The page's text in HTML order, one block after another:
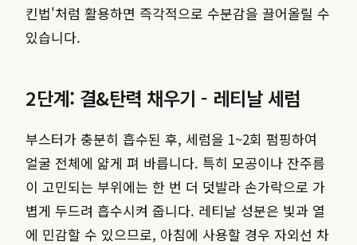
킨법'처럼 활용하면 즉각적으로 수분감을 끌어올릴 수
있습니다.
2단계: 결&탄력 채우기 - 레티날 세럼
부스터가 충분히 흡수된 후, 세럼을 1~2회 펌핑하여
얼굴 전체에 얇게 펴 바릅니다. 특히 모공이나 잔주름
이 고민되는 부위에는 한 번 더 덧발라 손가락으로 가
볍게 두드려 흡수시켜 줍니다. 레티날 성분은 빛과 열
에 민감할 수 있으므로, 아침에 사용할 경우 자외선 차